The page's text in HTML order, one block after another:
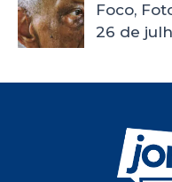
Foco,
26 de